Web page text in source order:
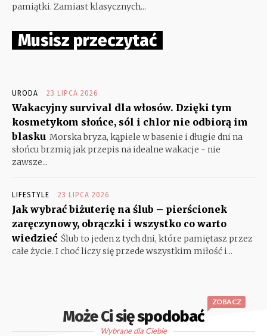
pamiątki. Zamiast klasycznych...
Musisz przeczytać
URODA 23 LIPCA 2026
Wakacyjny survival dla włosów. Dzięki tym
kosmetykom słońce, sól i chlor nie odbiorą im
blasku Morska bryza, kąpiele w basenie i długie dni na
słońcu brzmią jak przepis na idealne wakacje - nie
zawsze...
LIFESTYLE 23 LIPCA 2026
Jak wybrać biżuterię na ślub – pierścionek
zaręczynowy, obrączki i wszystko co warto
wiedzieć Ślub to jeden z tych dni, które pamiętasz przez
całe życie. I choć liczy się przede wszystkim miłość i...
Może Ci się spodobać
ZOBACZ
Wybrane dla Ciebie